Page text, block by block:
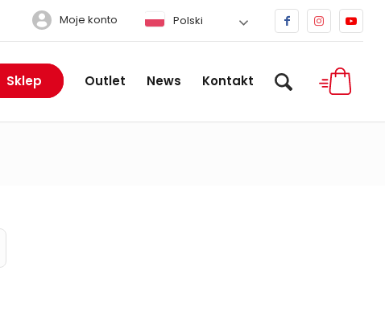
Moje konto Polski
Sklep Outlet News Kontakt